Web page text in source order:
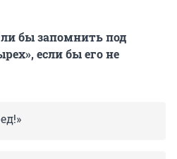
бы запомнить под
если бы его не